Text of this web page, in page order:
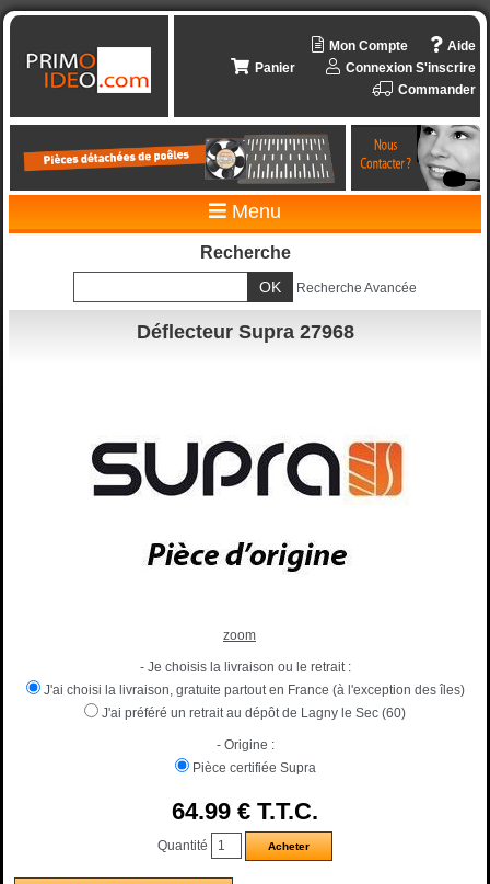
Aide
Mon Compte
Connexion S'inscrire
Panier
Commander
Menu
Recherche
Recherche Avancée
Déflecteur Supra 27968
zoom
- Je choisis la livraison ou le retrait :
J'ai choisi la livraison, gratuite partout en France (à l'exception des îles)
J'ai préféré un retrait au dépôt de Lagny le Sec (60)
- Origine :
Pièce certifiée Supra
64.99 € T.T.C.
Quantité